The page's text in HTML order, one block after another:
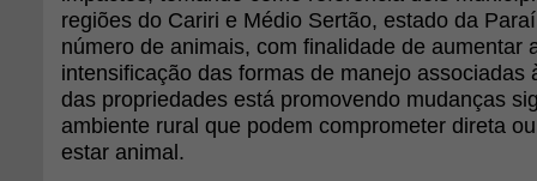
regiões do Cariri e Médio Sertão, estado da
número de animais, com finalidade de aumentar
intensificação das formas de manejo associadas
das propriedades está promovendo mudanças
ambiente rural que podem comprometer direta
estar animal.